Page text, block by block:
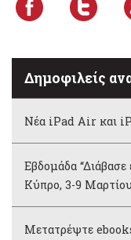
Δημοφιλείς
Νέα iPad Air και
Εβδομάδα
Κύπρο, 3-9
Μετατρέψτε